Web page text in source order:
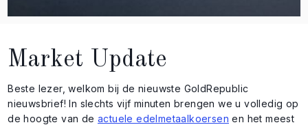
Market Update
Beste lezer, welkom bij de nieuwste GoldRepublic
nieuwsbrief! In slechts vijf minuten brengen we u volledig op
de hoogte van de actuele edelmetaalkoersen en het meest